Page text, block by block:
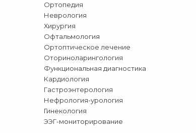
Ортопедия
Неврология
Хирургия
Офтальмология
Ортоптическое лечение
Оториноларингология
Функциональная диагностика
Кардиология
Гастроэнтерология
Нефрология-урология
Гинекология
ЭЭГ-мониторирование